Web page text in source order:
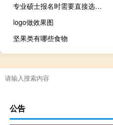
专业硕士报名时需要直接选专业吗
logo做效果图
坚果类有哪些食物
公告